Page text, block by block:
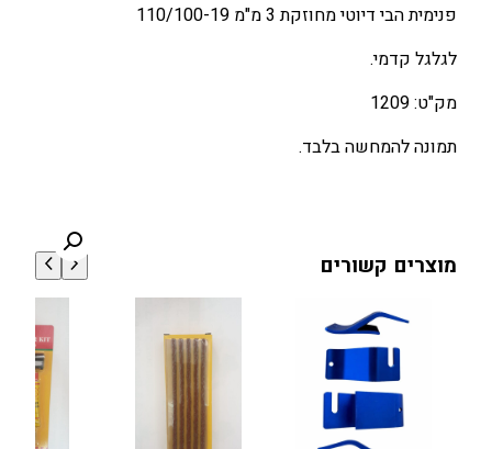
י
ת
ה
ב
ד
י
פנימית הבי דיוטי מחוזקת 3 מ"מ 110/100-19
לגלגל קדמי.
מק"ט: 1209
תמונה להמחשה בלבד.
מוצרים קשורים